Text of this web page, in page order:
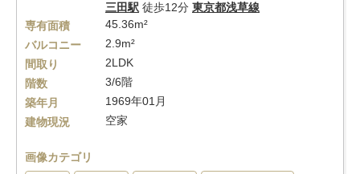
三田駅 徒歩12分 東京都浅草線
専有面積
45.36m²
バルコニー
2.9m²
間取り
2LDK
階数
3/6階
築年月
1969年01月
建物現況
空家
画像カテゴリ